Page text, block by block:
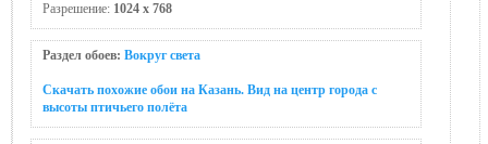
Разрешение: 1024 x 768
Раздел обоев: Вокруг света
Скачать похожие обои на Казань. Вид на центр города с
высоты птичьего полёта